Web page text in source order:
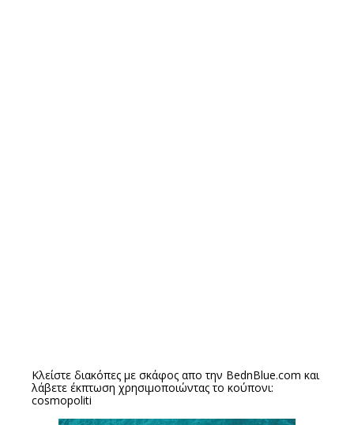
Κλείστε διακόπες με σκάφος απο την BednBlue.com και
λάβετε έκπτωση χρησιμοποιώντας το κούπονι:
cosmopoliti